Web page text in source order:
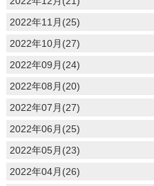
2022年11月(25)
2022年10月(27)
2022年09月(24)
2022年08月(20)
2022年07月(27)
2022年06月(25)
2022年05月(23)
2022年04月(26)